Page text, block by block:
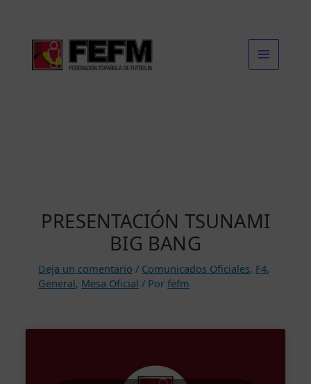
contenido
PRESENTACIÓN TSUNAMI
BIG BANG
Deja un comentario / Comunicados Oficiales, F4,
General, Mesa Oficial / Porfefm